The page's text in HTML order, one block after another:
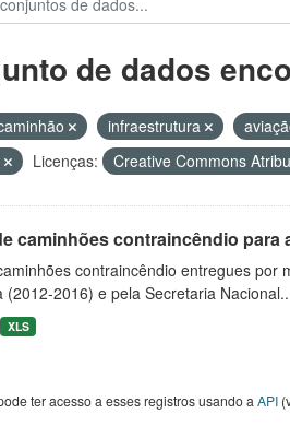
de dados
infraestrutura
Licenças: Creative Commons
caminhões contraincêndio para
contraincêndio entregues por
(2012-2016) e pela Secretaria
XLS
ter acesso a esses registros usando a API